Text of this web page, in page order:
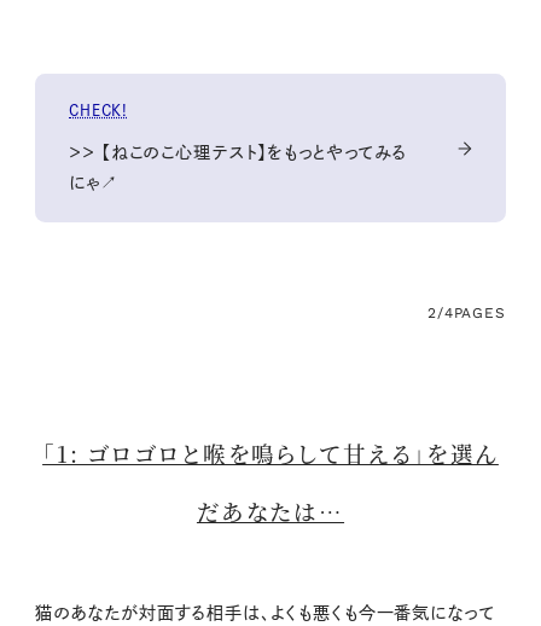
CHECK!
＞＞ 【ねこのこ心理テスト】をもっとやってみる
にゃ↗
2/4PAGES
「1: ゴロゴロと喉を鳴らして甘える」を選ん
だあなたは…
猫のあなたが対面する相手は、よくも悪くも今一番気になって